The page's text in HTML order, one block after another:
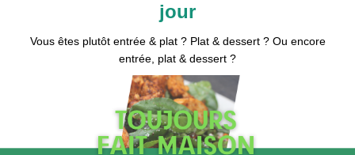
jour
Vous êtes plutôt entrée & plat ? Plat & dessert ? Ou encore
entrée, plat & dessert ?